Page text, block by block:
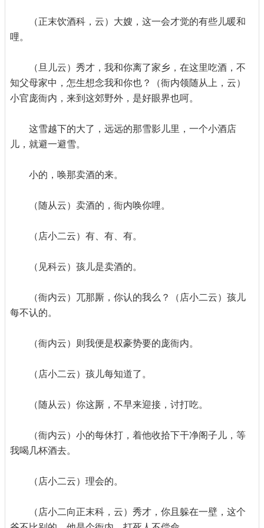
（正末饮酒科，云）大嫂，这一会才觉的有些儿暖和
哩。
（旦儿云）秀才，我和你离了家乡，在这里吃酒，不
知父母家中，怎生想念我和你也？（衙内领随从上，云）
小官庞衙内，来到这郊野外，是好眼界也呵。
这雪越下的大了，远远的那雪影儿里，一个小酒店
儿，就避一避雪。
小的，唤那卖酒的来。
（随从云）卖酒的，衙内唤你哩。
（店小二云）有、有、有。
（见科云）孩儿是卖酒的。
（衙内云）兀那厮，你认的我么？（店小二云）孩儿
每不认的。
（衙内云）则我便是权豪势要的庞衙内。
（店小二云）孩儿每知道了。
（随从云）你这厮，不早来迎接，讨打吃。
（衙内云）小的每休打，着他收拾下干净阁子儿，等
我喝几杯酒去。
（店小二云）理会的。
（店小二向正末科，云）秀才，你且躲在一壁，这个